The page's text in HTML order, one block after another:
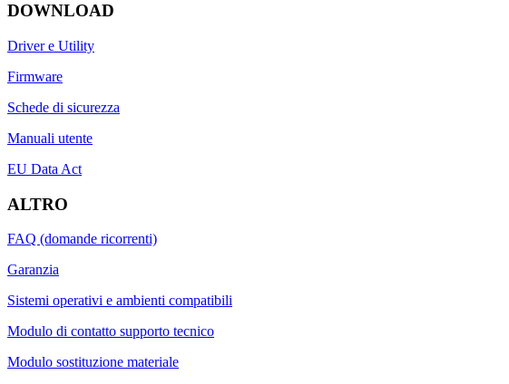
DOWNLOAD
Driver e Utility
Firmware
Schede di sicurezza
Manuali utente
EU Data Act
ALTRO
FAQ (domande ricorrenti)
Garanzia
Sistemi operativi e ambienti compatibili
Modulo di contatto supporto tecnico
Modulo sostituzione materiale